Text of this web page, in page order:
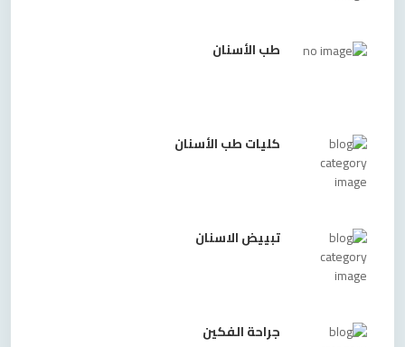
طب الأسنان
كليات طب الأسنان
تبييض الاسنان
جراحة الفكين